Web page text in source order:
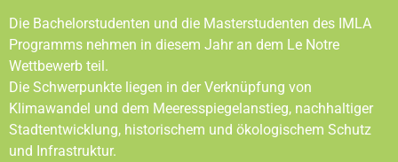
Die Bachelorstudenten und die Masterstudenten des IMLA
Programms nehmen in diesem Jahr an dem Le Notre
Wettbewerb teil.
Die Schwerpunkte liegen in der Verknüpfung von
Klimawandel und dem Meeresspiegelanstieg, nachhaltiger
Stadtentwicklung, historischem und ökologischem Schutz
und Infrastruktur.